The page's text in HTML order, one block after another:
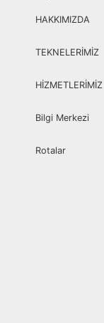
HAKKIMIZDA
TEKNELERİMİZ
HİZMETLERİMİZ
Bilgi Merkezi
Rotalar